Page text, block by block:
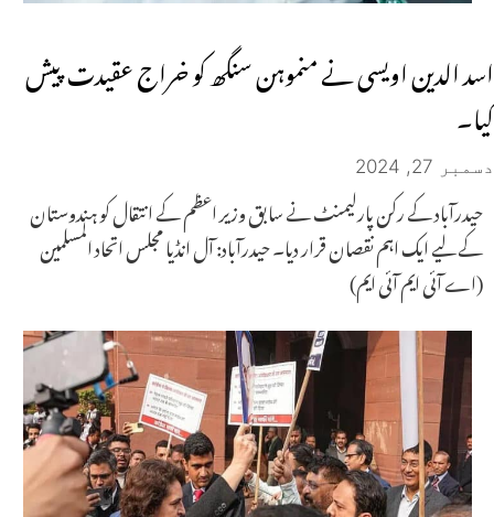
اسد الدین اویسی نے منموہن سنگھ کو خراج عقیدت پیش
کیا۔
دسمبر 27, 2024
حیدرآباد کے رکن پارلیمنٹ نے سابق وزیر اعظم کے انتقال کو ہندوستان
کے لیے ایک اہم نقصان قرار دیا۔ حیدرآباد: آل انڈیا مجلس اتحاد المسلمین
(اے آئی ایم آئی ایم)